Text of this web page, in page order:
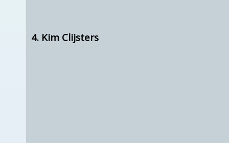
4. Kim Clijsters